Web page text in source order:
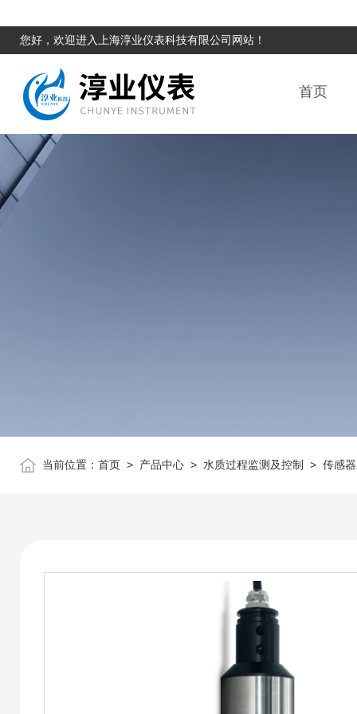
您好，欢迎进入上海淳业仪表科技有限公司网站！
首页
当前位置： 首页 > 产品中心 > 水质过程监测及控制 > 传感